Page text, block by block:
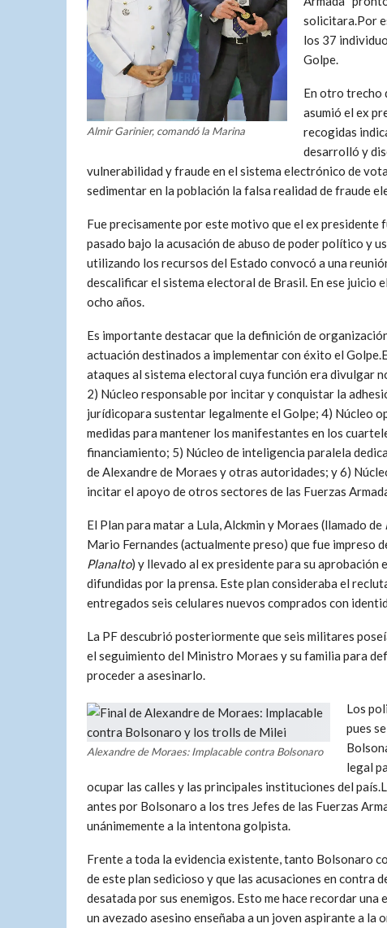
Almir Garinier, comandó la Marina
solicitara.Por
los 37
Golpe.
En otro trecho
asumió el ex
recogidas
desarrolló y
vulnerabilidad y fraude en el sistema electrónico de
sedimentar en la población la falsa realidad de fraude
Fue precisamente por este motivo que el ex presidente
pasado bajo la acusación de abuso de poder político y
utilizando los recursos del Estado convocó a una
descalificar el sistema electoral de Brasil. En ese juicio
ocho años.
Es importante destacar que la definición de
actuación destinados a implementar con éxito el
ataques al sistema electoral cuya función era divulgar
2) Núcleo responsable por incitar y conquistar la
jurídicopara sustentar legalmente el Golpe; 4) Núcleo
medidas para mantener los manifestantes en los
financiamiento; 5) Núcleo de inteligencia paralela
de Alexandre de Moraes y otras autoridades; y 6)
incitar el apoyo de otros sectores de las Fuerzas
El Plan para matar a Lula, Alckmin y Moraes (llamado de
Mario Fernandes (actualmente preso) que fue impreso
Planalto) y llevado al ex presidente para su aprobación
difundidas por la prensa. Este plan consideraba el
entregados seis celulares nuevos comprados con
La PF descubrió posteriormente que seis militares
el seguimiento del Ministro Moraes y su familia para
proceder a asesinarlo.
Alexandre de Moraes: Implacable contra Bolsonaro
Los
pues
legal
ocupar las calles y las principales instituciones del
antes por Bolsonaro a los tres Jefes de las Fuerzas
unánimemente a la intentona golpista.
Frente a toda la evidencia existente, tanto Bolsonaro
de este plan sedicioso y que las acusaciones en contra
desatada por sus enemigos. Esto me hace recordar una
un avezado asesino enseñaba a un joven aspirante a